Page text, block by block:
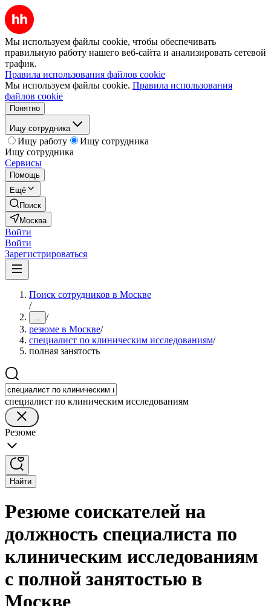
Мы используем файлы cookie, чтобы обеспечивать
правильную работу нашего веб-сайта и анализировать сетевой
трафик.
Правила использования файлов cookie
Мы используем файлы cookie. Правила использования
файлов cookie
Понятно
Ищу сотрудника
Ищу работу
Ищу сотрудника
Ищу сотрудника
Сервисы
Помощь
Ещё
Поиск
Москва
Войти
Войти
Зарегистрироваться
Поиск сотрудников в Москве
/
... /
резюме в Москве/
специалист по клиническим исследованиям/
полная занятость
специалист по клиническим исследованиям
Резюме
Найти
Резюме соискателей на
должность специалиста по
клиническим исследованиям
с полной занятостью в
Москве